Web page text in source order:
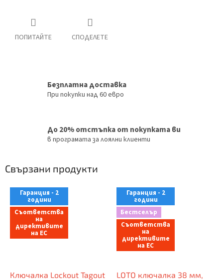
ПОПИТАЙТЕ СПОДЕЛЕТЕ
Безплатна доставка
При покупки над 60 евро
До 20% отстъпка от покупката ви
в програмата за лоялни клиенти
Свързани продукти
Гаранция - 2
години
Съответства
на
директивите
на ЕС
Ключалка Lockout Tagout
Гаранция - 2
години
Бестселър
Съответства
на
директивите
на ЕС
LOTO ключалка 38 мм,